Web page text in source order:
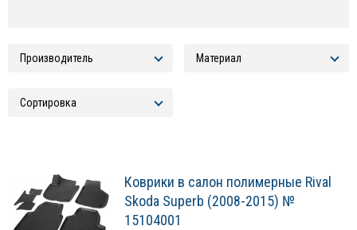
Коврики в салон полимерные Rival
Skoda Superb (2008-2015) №
15104001